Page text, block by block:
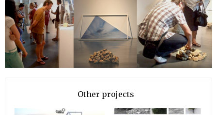
Other projects